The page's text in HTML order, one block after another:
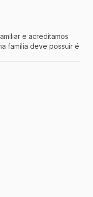
e acreditamos
família deve possuir é